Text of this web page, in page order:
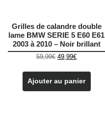
Grilles de calandre double
lame BMW SERIE 5 E60 E61
2003 à 2010 – Noir brillant
59,99€ Le
était :
59,99€.
49,99€Le
actuel
est :
49,99€.
Ajouter au panier